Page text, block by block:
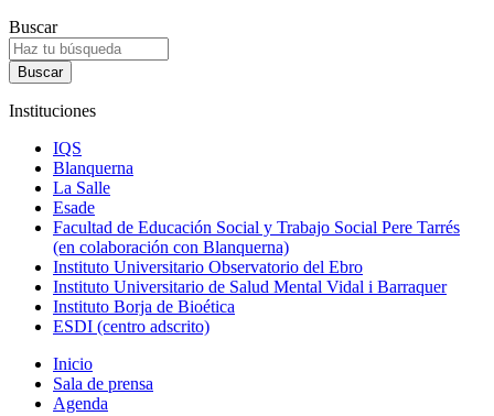
Buscar
Instituciones
IQS
Blanquerna
La Salle
Esade
Facultad de Educación Social y Trabajo Social Pere Tarrés
(en colaboración con Blanquerna)
Instituto Universitario Observatorio del Ebro
Instituto Universitario de Salud Mental Vidal i Barraquer
Instituto Borja de Bioética
ESDI (centro adscrito)
Inicio
Sala de prensa
Agenda